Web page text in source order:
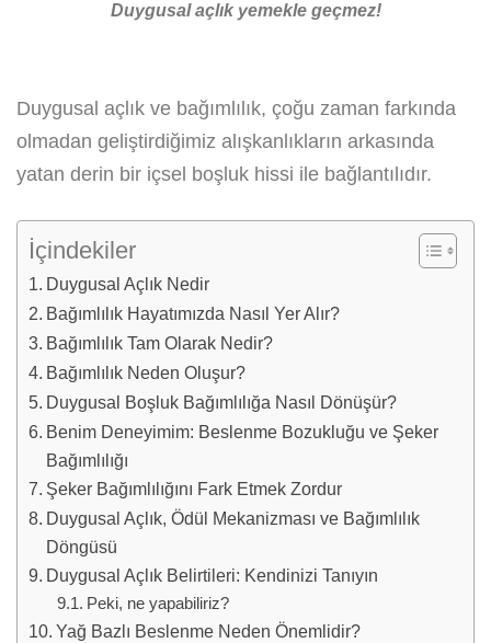
Duygusal açlık yemekle geçmez!
Duygusal açlık ve bağımlılık, çoğu zaman farkında
olmadan geliştirdiğimiz alışkanlıkların arkasında
yatan derin bir içsel boşluk hissi ile bağlantılıdır.
İçindekiler
Duygusal Açlık Nedir
Bağımlılık Hayatımızda Nasıl Yer Alır?
Bağımlılık Tam Olarak Nedir?
Bağımlılık Neden Oluşur?
Duygusal Boşluk Bağımlılığa Nasıl Dönüşür?
Benim Deneyimim: Beslenme Bozukluğu ve Şeker
Bağımlılığı
Şeker Bağımlılığını Fark Etmek Zordur
Duygusal Açlık, Ödül Mekanizması ve Bağımlılık
Döngüsü
Duygusal Açlık Belirtileri: Kendinizi Tanıyın
Peki, ne yapabiliriz?
Yağ Bazlı Beslenme Neden Önemlidir?